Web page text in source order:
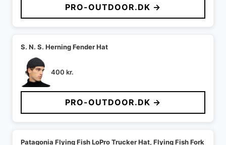
PRO-OUTDOOR.DK →
S. N. S. Herning Fender Hat
400 kr.
PRO-OUTDOOR.DK →
Patagonia Flying Fish LoPro Trucker Hat, Flying Fish Fork